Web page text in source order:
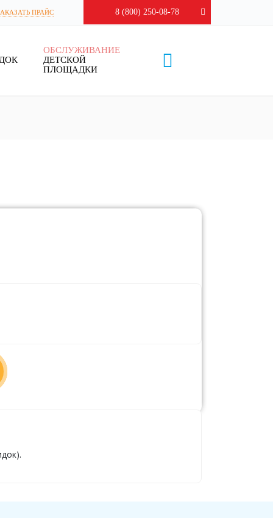
ПРАЙС 8 (800) 250-08-78
ОБСЛУЖИВАНИЕ
ДЕТСКОЙ
ПЛОЩАДКИ